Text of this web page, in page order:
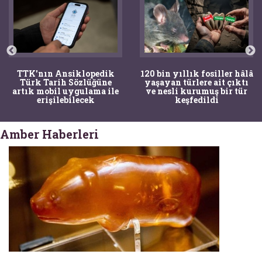
TTK'nın Ansiklopedik
Türk Tarih Sözlüğüne
artık mobil uygulama ile
erişilebilecek
120 bin yıllık fosiller hâlâ
yaşayan türlere ait çıktı
ve nesli kurumuş bir tür
keşfedildi
Amber Haberleri